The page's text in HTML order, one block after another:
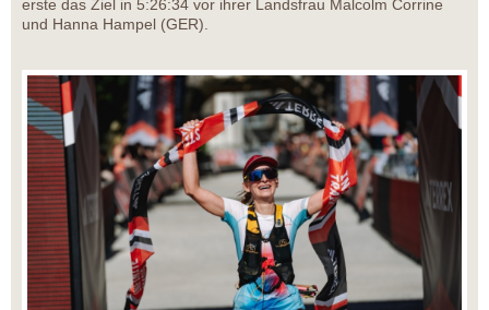
erste das Ziel in 5:26:34 vor ihrer Landsfrau Malcolm Corrine
und Hanna Hampel (GER).